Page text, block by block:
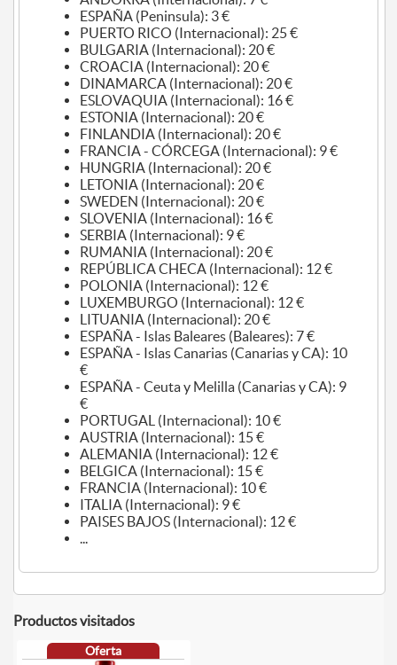
ESPAÑA (Peninsula): 3 €
PUERTO RICO (Internacional): 25 €
BULGARIA (Internacional): 20 €
CROACIA (Internacional): 20 €
DINAMARCA (Internacional): 20 €
ESLOVAQUIA (Internacional): 16 €
ESTONIA (Internacional): 20 €
FINLANDIA (Internacional): 20 €
FRANCIA - CÓRCEGA (Internacional): 9 €
HUNGRIA (Internacional): 20 €
LETONIA (Internacional): 20 €
SWEDEN (Internacional): 20 €
SLOVENIA (Internacional): 16 €
SERBIA (Internacional): 9 €
RUMANIA (Internacional): 20 €
REPÚBLICA CHECA (Internacional): 12 €
POLONIA (Internacional): 12 €
LUXEMBURGO (Internacional): 12 €
LITUANIA (Internacional): 20 €
ESPAÑA - Islas Baleares (Baleares): 7 €
ESPAÑA - Islas Canarias (Canarias y CA): 10
€
ESPAÑA - Ceuta y Melilla (Canarias y CA): 9
€
PORTUGAL (Internacional): 10 €
AUSTRIA (Internacional): 15 €
ALEMANIA (Internacional): 12 €
BELGICA (Internacional): 15 €
FRANCIA (Internacional): 10 €
ITALIA (Internacional): 9 €
PAISES BAJOS (Internacional): 12 €
...
Productos visitados
Oferta